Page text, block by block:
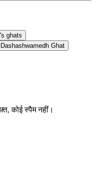
ghats
Ghat
कोई स्पैम नहीं।